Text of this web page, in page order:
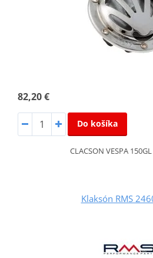
82,20 €
Do košíka
CLACSON VESPA
Klaksón RMS